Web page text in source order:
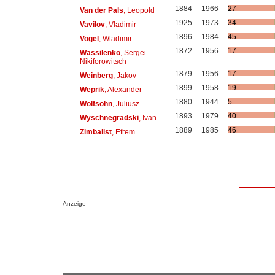
Van der Pals , Leopold 1884 1966
27
Vavilov, Vladimir 1925 1973
34
Vogel, Wladimir 1896 1984
45
Wassilenko, Sergei
Nikiforowitsch
1872 1956 17
Weinberg, Jakov 1879 1956
17
Weprik, Alexander 1899 1958
19
Wolfsohn, Juliusz 1880 1944
5
Wyschnegradski, Ivan 1893 1979
40
Zimbalist, Efrem 1889 1985 46
Anzeige